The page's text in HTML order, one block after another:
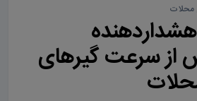
محلات
از سرعت گیرهای